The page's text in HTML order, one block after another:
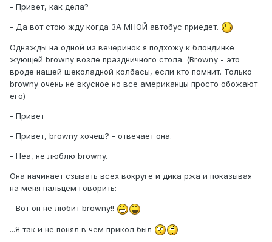
- Привет, как дела?
- Да вот стою жду когда ЗА МНОЙ автобус приедет.
Однажды на одной из вечеринок я подхожу к блондинке
жующей browny возле праздничного стола. (Browny - это
вроде нашей шеколадной колбасы, если кто помнит. Только
browny очень не вкусное но все американцы просто обожают
его)
- Привет
- Привет, browny хочеш? - отвечает она.
- Неа, не люблю browny.
Она начинает сзывать всех вокруге и дика ржа и показывая
на меня пальцем говорить:
- Вот он не любит browny!!
...Я так и не понял в чём прикол был